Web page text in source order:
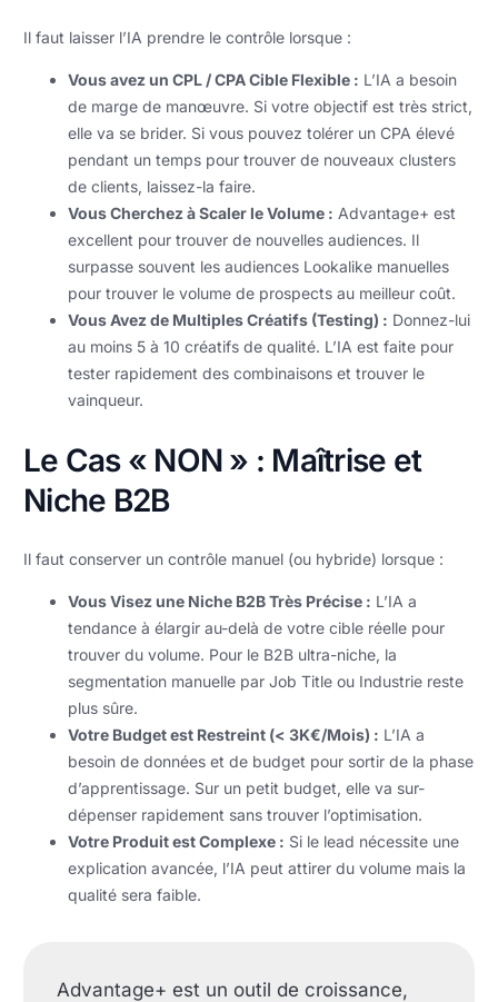
Il faut laisser l’IA prendre le contrôle lorsque :
Vous avez un CPL / CPA Cible Flexible : L’IA a besoin
de marge de manœuvre. Si votre objectif est très strict,
elle va se brider. Si vous pouvez tolérer un CPA élevé
pendant un temps pour trouver de nouveaux clusters
de clients, laissez-la faire.
Vous Cherchez à Scaler le Volume : Advantage+ est
excellent pour trouver de nouvelles audiences. Il
surpasse souvent les audiences Lookalike manuelles
pour trouver le volume de prospects au meilleur coût.
Vous Avez de Multiples Créatifs (Testing) : Donnez-lui
au moins 5 à 10 créatifs de qualité. L’IA est faite pour
tester rapidement des combinaisons et trouver le
vainqueur.
Le Cas « NON » : Maîtrise et
Niche B2B
Il faut conserver un contrôle manuel (ou hybride) lorsque :
Vous Visez une Niche B2B Très Précise : L’IA a
tendance à élargir au-delà de votre cible réelle pour
trouver du volume. Pour le B2B ultra-niche, la
segmentation manuelle par Job Title ou Industrie reste
plus sûre.
Votre Budget est Restreint (< 3K€/Mois) : L’IA a
besoin de données et de budget pour sortir de la phase
d’apprentissage. Sur un petit budget, elle va sur-
dépenser rapidement sans trouver l’optimisation.
Votre Produit est Complexe : Si le lead nécessite une
explication avancée, l’IA peut attirer du volume mais la
qualité sera faible.
Advantage+ est un outil de croissance,